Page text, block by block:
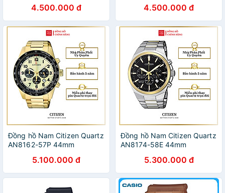
4.500.000 đ 4.500.000 đ
Đồng hồ Nam Citizen Quartz
AN8162-57P 44mm
5.100.000 đ
Đồng hồ Nam Citizen Quartz
AN8174-58E 44mm
5.300.000 đ